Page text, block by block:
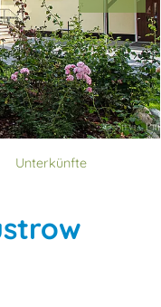
Unterkünfte